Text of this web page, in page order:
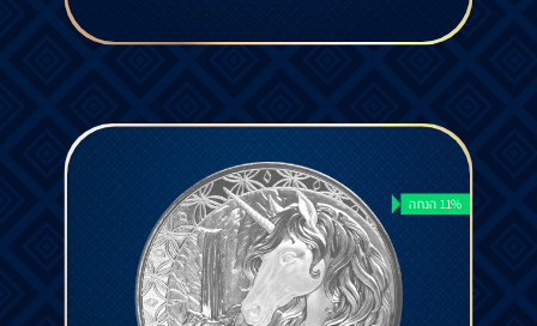
11% הנחה